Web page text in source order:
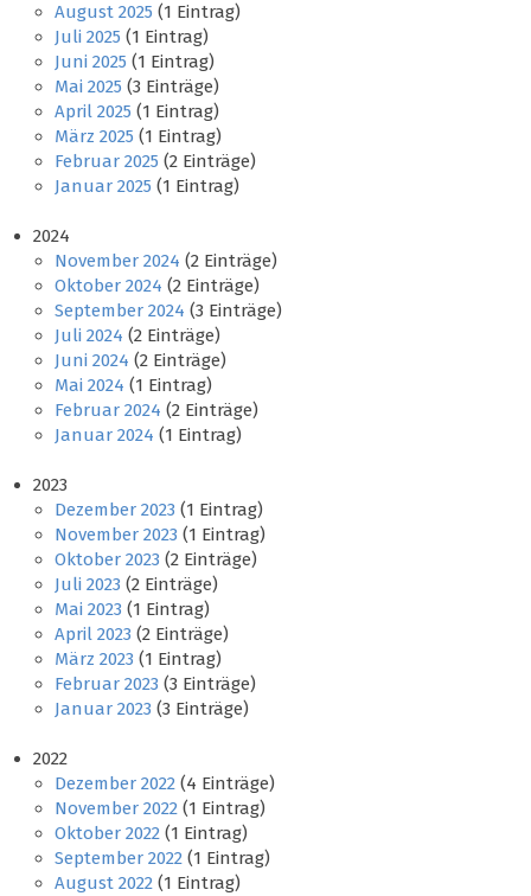
August 2025 (1 Eintrag)
Juli 2025 (1 Eintrag)
Juni 2025 (1 Eintrag)
Mai 2025 (3 Einträge)
April 2025 (1 Eintrag)
März 2025 (1 Eintrag)
Februar 2025 (2 Einträge)
Januar 2025 (1 Eintrag)
2024
November 2024 (2 Einträge)
Oktober 2024 (2 Einträge)
September 2024 (3 Einträge)
Juli 2024 (2 Einträge)
Juni 2024 (2 Einträge)
Mai 2024 (1 Eintrag)
Februar 2024 (2 Einträge)
Januar 2024 (1 Eintrag)
2023
Dezember 2023 (1 Eintrag)
November 2023 (1 Eintrag)
Oktober 2023 (2 Einträge)
Juli 2023 (2 Einträge)
Mai 2023 (1 Eintrag)
April 2023 (2 Einträge)
März 2023 (1 Eintrag)
Februar 2023 (3 Einträge)
Januar 2023 (3 Einträge)
2022
Dezember 2022 (4 Einträge)
November 2022 (1 Eintrag)
Oktober 2022 (1 Eintrag)
September 2022 (1 Eintrag)
August 2022 (1 Eintrag)